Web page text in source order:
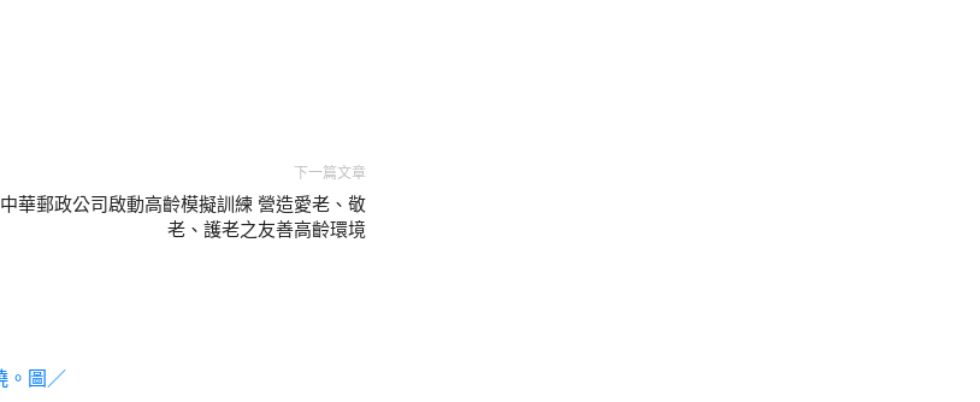
下一篇文章
中華郵政公司啟動高齡模擬訓練 營造愛老、敬
老、護老之友善高齡環境